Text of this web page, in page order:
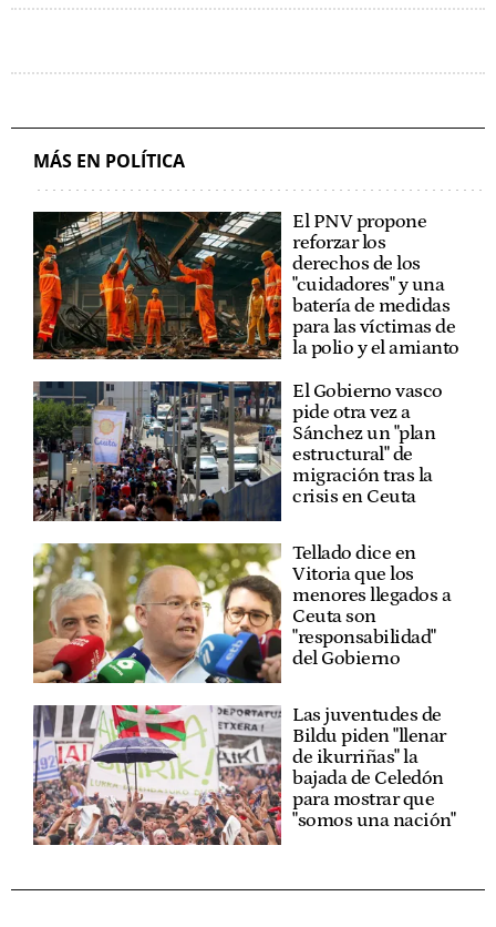
MÁS EN POLÍTICA
El PNV propone
reforzar los
derechos de los
"cuidadores" y una
batería de medidas
para las víctimas de
la polio y el amianto
El Gobierno vasco
pide otra vez a
Sánchez un "plan
estructural" de
migración tras la
crisis en Ceuta
Tellado dice en
Vitoria que los
menores llegados a
Ceuta son
"responsabilidad"
del Gobierno
Las juventudes de
Bildu piden "llenar
de ikurriñas" la
bajada de Celedón
para mostrar que
"somos una nación"